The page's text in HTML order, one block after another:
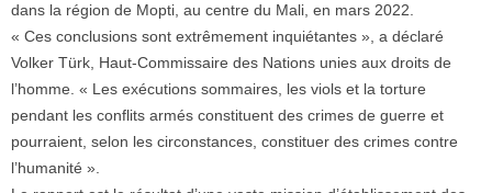
dans la région de Mopti, au centre du Mali, en mars 2022.
« Ces conclusions sont extrêmement inquiétantes », a déclaré
Volker Türk, Haut-Commissaire des Nations unies aux droits de
l’homme. « Les exécutions sommaires, les viols et la torture
pendant les conflits armés constituent des crimes de guerre et
pourraient, selon les circonstances, constituer des crimes contre
l’humanité ».